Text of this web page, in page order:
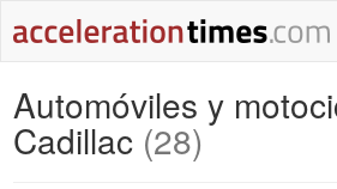
Automóviles y
Cadillac (28)